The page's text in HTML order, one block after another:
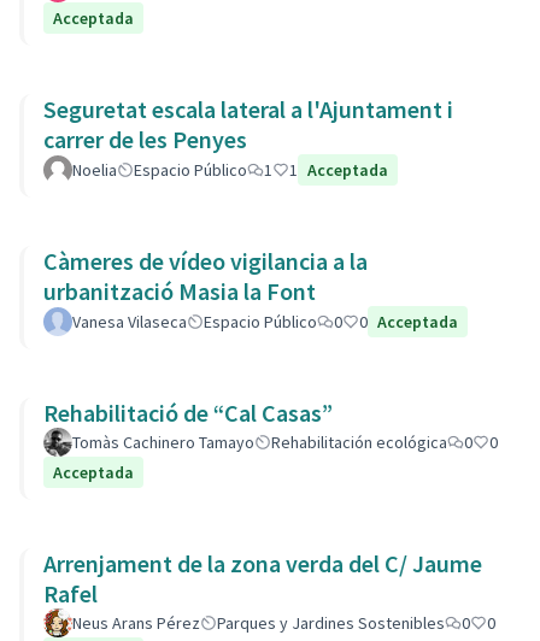
Acceptada
Seguretat escala lateral a l'Ajuntament i
carrer de les Penyes
Noelia Espacio Público 1 1 Acceptada
Càmeres de vídeo vigilancia a la
urbanització Masia la Font
Vanesa Vilaseca Espacio Público 0 0 Acceptada
Rehabilitació de “Cal Casas”
Tomàs Cachinero Tamayo Rehabilitación ecológica 0
0
Acceptada
Arrenjament de la zona verda del C/ Jaume
Rafel
Neus Arans Pérez Parques y Jardines Sostenibles 0
0